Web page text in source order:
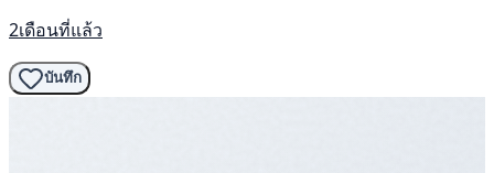
2เดือนที่แล้ว
บันทึก